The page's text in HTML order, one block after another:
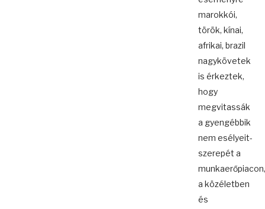
marokkói,
török, kínai,
afrikai, brazil
nagykövetek
is érkeztek,
hogy
megvitassák
a gyengébbik
nem esélyeit-
szerepét a
munkaerőpiacon,
a közéletben
és